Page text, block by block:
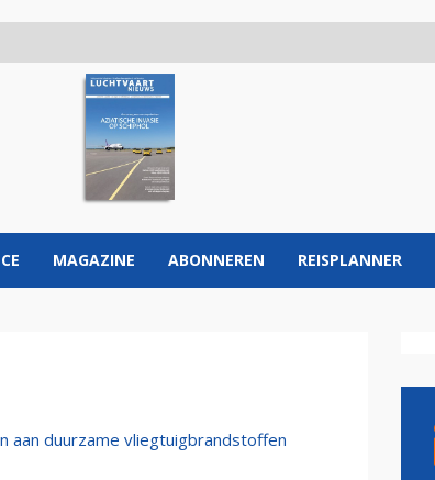
MAGAZINE ABONNEREN REISPLANNER
aan duurzame vliegtuigbrandstoffen